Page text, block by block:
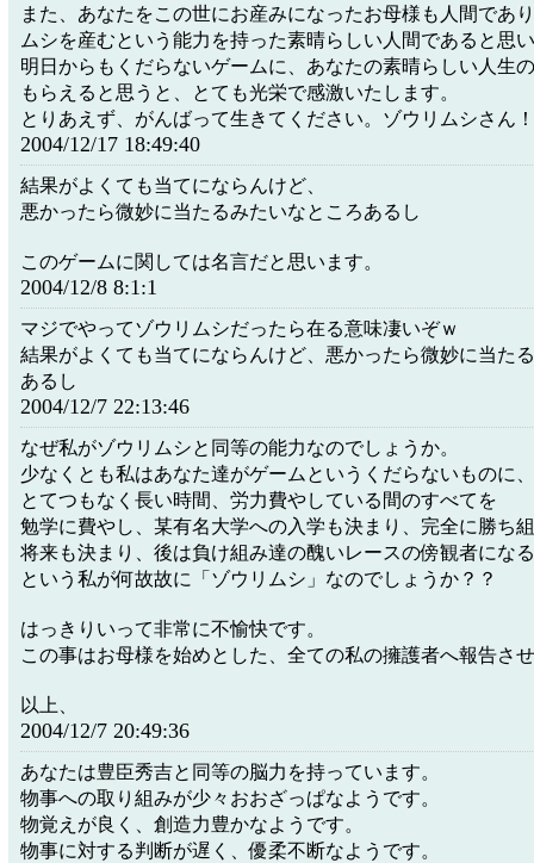
また、あなたをこの世にお産みになったお母様も人間であ
ムシを産むという能力を持った素晴らしい人間であると思
明日からもくだらないゲームに、あなたの素晴らしい人生
もらえると思うと、とても光栄で感激いたします。
とりあえず、がんばって生きてください。ゾウリムシさん！
2004/12/17 18:49:40
結果がよくても当てにならんけど、
悪かったら微妙に当たるみたいなところあるし
このゲームに関しては名言だと思います。
2004/12/8 8:1:1
マジでやってゾウリムシだったら在る意味凄いぞｗ
結果がよくても当てにならんけど、悪かったら微妙に当た
あるし
2004/12/7 22:13:46
なぜ私がゾウリムシと同等の能力なのでしょうか。
少なくとも私はあなた達がゲームというくだらないものに、
とてつもなく長い時間、労力費やしている間のすべてを
勉学に費やし、某有名大学への入学も決まり、完全に勝ち
将来も決まり、後は負け組み達の醜いレースの傍観者にな
という私が何故故に「ゾウリムシ」なのでしょうか？？
はっきりいって非常に不愉快です。
この事はお母様を始めとした、全ての私の擁護者へ報告さ
以上、
2004/12/7 20:49:36
あなたは豊臣秀吉と同等の脳力を持っています。
物事への取り組みが少々おおざっぱなようです。
物覚えが良く、創造力豊かなようです。
物事に対する判断が遅く、優柔不断なようです。